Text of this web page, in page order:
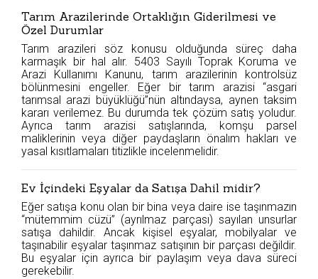
Tarım Arazilerinde Ortaklığın Giderilmesi ve
Özel Durumlar
Tarım arazileri söz konusu olduğunda süreç daha
karmaşık bir hal alır. 5403 Sayılı Toprak Koruma ve
Arazi Kullanımı Kanunu, tarım arazilerinin kontrolsüz
bölünmesini engeller. Eğer bir tarım arazisi “asgari
tarımsal arazi büyüklüğü”nün altındaysa, aynen taksim
kararı verilemez. Bu durumda tek çözüm satış yoludur.
Ayrıca tarım arazisi satışlarında, komşu parsel
maliklerinin veya diğer paydaşların önalım hakları ve
yasal kısıtlamaları titizlikle incelenmelidir.
Ev İçindeki Eşyalar da Satışa Dahil midir?
Eğer satışa konu olan bir bina veya daire ise taşınmazın
“mütemmim cüzü” (ayrılmaz parçası) sayılan unsurlar
satışa dahildir. Ancak kişisel eşyalar, mobilyalar ve
taşınabilir eşyalar taşınmaz satışının bir parçası değildir.
Bu eşyalar için ayrıca bir paylaşım veya dava süreci
gerekebilir.